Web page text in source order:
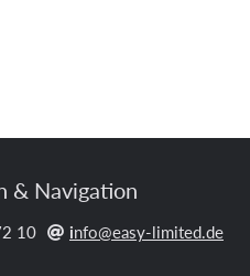
& Navigation
10  info@easy-limited.de